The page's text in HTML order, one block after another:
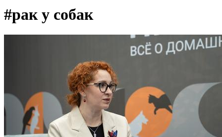
#рак у собак